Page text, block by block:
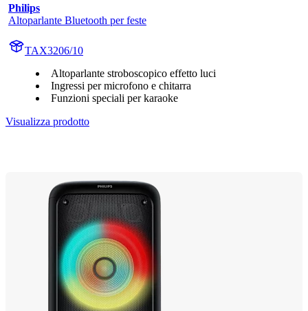
Philips
Altoparlante Bluetooth per feste
TAX3206/10
Altoparlante stroboscopico effetto luci
Ingressi per microfono e chitarra
Funzioni speciali per karaoke
Visualizza prodotto